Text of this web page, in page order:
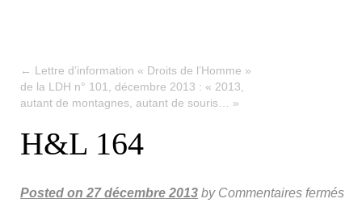
← Lettre d’information « Droits de l’Homme »
de la LDH n° 101, décembre 2013 : « 2013,
autant de montagnes, autant de souris… »
H&L 164
Posted on 27 décembre 2013 by Commentaires fermés